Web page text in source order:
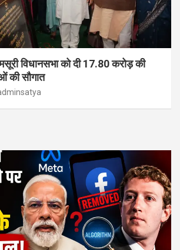
विधानसभा को दी 17.80 करोड़ की
की सौगात